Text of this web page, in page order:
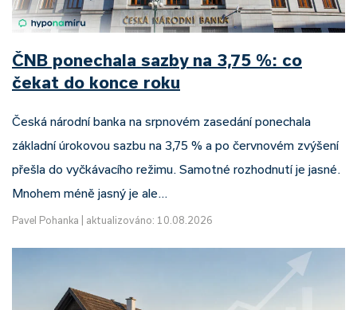
ČNB ponechala sazby na 3,75 %: co
čekat do konce roku
Česká národní banka na srpnovém zasedání ponechala
základní úrokovou sazbu na 3,75 % a po červnovém zvýšení
přešla do vyčkávacího režimu. Samotné rozhodnutí je jasné.
Mnohem méně jasný je ale…
Pavel Pohanka aktualizováno: 10.08.2026